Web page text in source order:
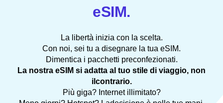
eSIM.
La libertà inizia con la scelta.
Con noi, sei tu a disegnare la tua eSIM.
Dimentica i pacchetti preconfezionati.
La nostra eSIM si adatta al tuo stile di viaggio, non
ilcontrario.
Più giga? Internet illimitato?